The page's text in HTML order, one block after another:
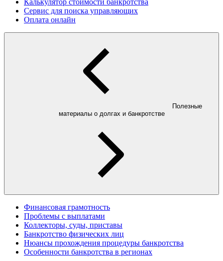
Калькулятор стоимости банкротства
Сервис для поиска управляющих
Оплата онлайн
Полезные
материалы о долгах и банкротстве
Финансовая грамотность
Проблемы с выплатами
Коллекторы, суды, приставы
Банкротство физических лиц
Нюансы прохождения процедуры банкротства
Особенности банкротства в регионах